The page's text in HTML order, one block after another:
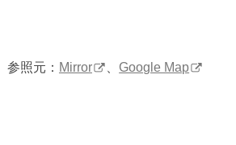
参照元： Mirror Google Map